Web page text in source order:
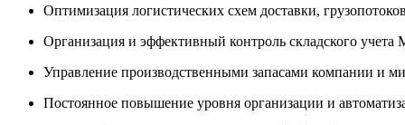
Оптимизация логистических схем доставки,
Организация и эффективный контроль складского
Управление производственными запасами компании и
Постоянное повышение уровня организации и